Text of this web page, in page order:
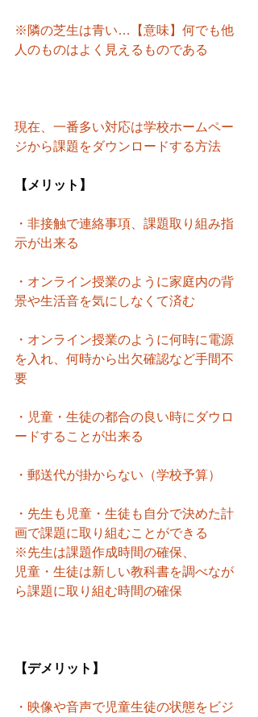
※隣の芝生は青い…【意味】何でも他
人のものはよく見えるものである
現在、一番多い対応は学校ホームペー
ジから課題をダウンロードする方法
【メリット】
・非接触で連絡事項、課題取り組み指
示が出来る
・オンライン授業のように家庭内の背
景や生活音を気にしなくて済む
・オンライン授業のように何時に電源
を入れ、何時から出欠確認など手間不
要
・児童・生徒の都合の良い時にダウロ
ードすることが出来る
・郵送代が掛からない（学校予算）
・先生も児童・生徒も自分で決めた計
画で課題に取り組むことができる
※先生は課題作成時間の確保、
児童・生徒は新しい教科書を調べなが
ら課題に取り組む時間の確保
【デメリット】
・映像や音声で児童生徒の状態をビジ